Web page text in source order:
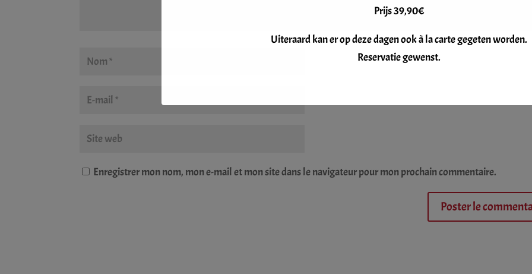
Enregistrer mon nom, mon e-mail et mon site dans le navigateur pour mon prochain commentaire.
Prijs 39,90€
Uiteraard kan er op deze dagen ook à la carte gegeten worden.
Reservatie gewenst.